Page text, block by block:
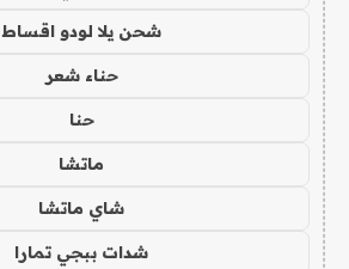
شحن يلا لودو اقساط
حناء شعر
حنا
ماتشا
شاي ماتشا
شدات ببجي تمارا